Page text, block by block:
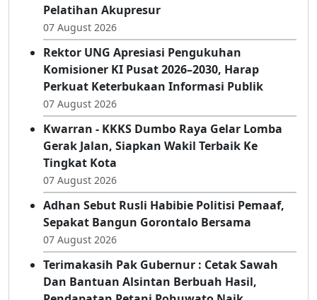
Poltekkes Kemenkes Gorontalo Berdayakan
Kader Posbindu Desa Luwoo Melalui Edukasi
Diabetes, Pemeriksaan Glukosa Darah, Dan
Pelatihan Akupresur
07 August 2026
Rektor UNG Apresiasi Pengukuhan
Komisioner KI Pusat 2026–2030, Harap
Perkuat Keterbukaan Informasi Publik
07 August 2026
Kwarran - KKKS Dumbo Raya Gelar Lomba
Gerak Jalan, Siapkan Wakil Terbaik Ke
Tingkat Kota
07 August 2026
Adhan Sebut Rusli Habibie Politisi Pemaaf,
Sepakat Bangun Gorontalo Bersama
07 August 2026